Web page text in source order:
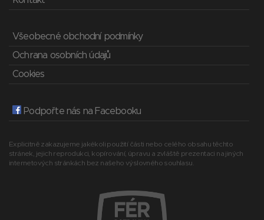
Všeobecné obchodní podmínky
Ochrana osobních údajů
Cookies
Podpořte nás na Facebooku
Explicitně zakazujeme jakékoli použití části nebo celého obsahu těchto
stránek, jejich reprodukci, kopírování, úpravu a zvláště prezentaci na jiných
internetových stránkách bez našeho výslovného souhlasu.